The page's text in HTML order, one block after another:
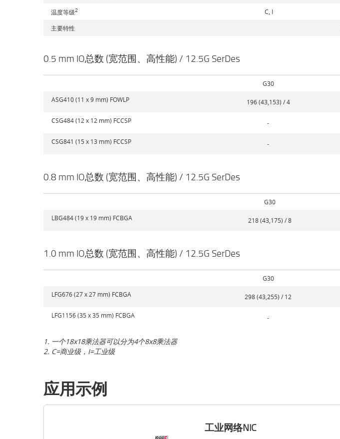
温度等级2 C, I
主要特性
0.5 mm IO总数 (宽范围、高性能) / 12.5G SerDes
G30
ASG410 (11 x 9 mm) FOWLP
196 (43,153) / 4
CSG484 (12 x 12 mm) FCCSP -
CSG841 (15 x 13 mm) FCCSP -
0.8 mm IO总数 (宽范围、高性能) / 12.5G SerDes
G30
LBG484 (19 x 19 mm) FCBGA
218 (43,175) / 8
1.0 mm IO总数 (宽范围、高性能) / 12.5G SerDes
G30
LFG676 (27 x 27 mm) FCBGA
298 (43,255) / 12
LFG1156 (35 x 35 mm) FCBGA -
1. 一个18x18乘法器可以分为4个8x8乘法器
2. C=商业级，I=工业级
应用示例
工业网络NIC